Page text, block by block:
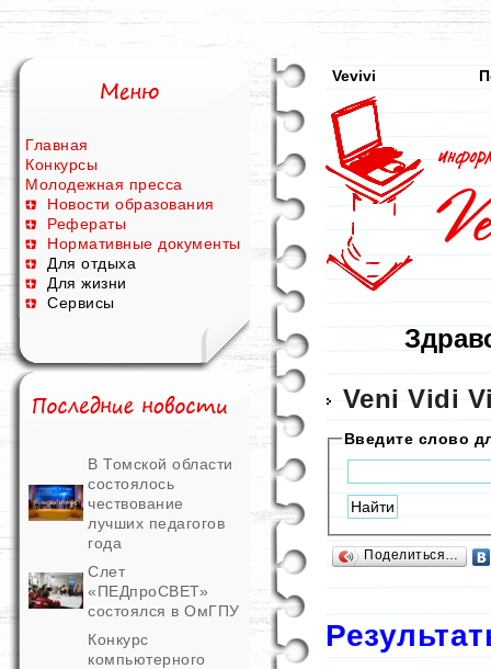
Главная
Конкурсы
Молодежная пресса
Новости образования
Рефераты
Нормативные документы
Для отдыха
Для жизни
Сервисы
В Томской области
состоялось
чествование
лучших педагогов
года
Слет
«ПЕДпроСВЕТ»
состоялся в ОмГПУ
Конкурс
компьютерного
Vevivi
Veni Vidi
Введите слово
Поделиться…